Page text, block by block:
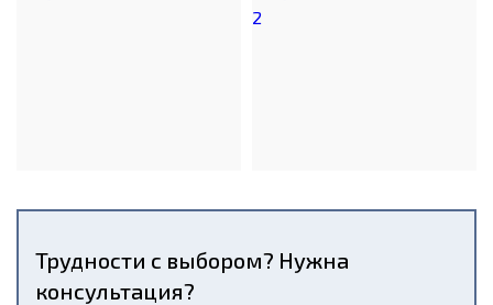
Трудности с выбором? Нужна
консультация?